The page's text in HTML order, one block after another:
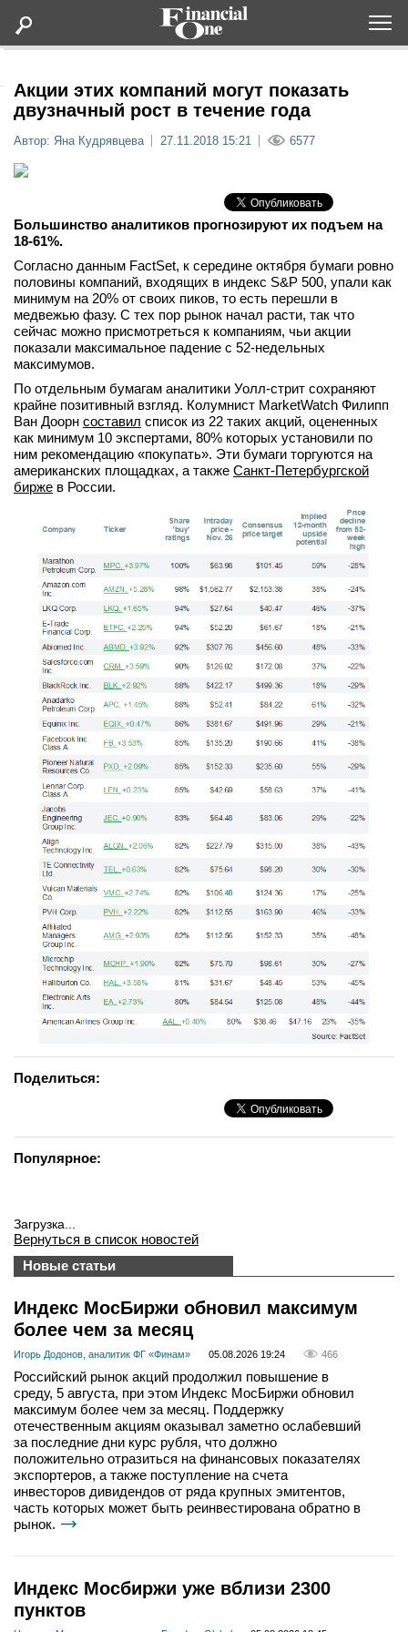
Статьи
Lifestyle
Мероприятия
Новости
Интервью
вконтакте
телеграм
Стать автором
Акции этих компаний могут показать
двузначный рост в течение года
Автор: Яна Кудрявцева 27.11.2018 15:21 6577
Большинство аналитиков прогнозируют их подъем на
18-61%.
Согласно данным FactSet, к середине октября бумаги ровно
половины компаний, входящих в индекс S&P 500, упали как
минимум на 20% от своих пиков, то есть перешли в
медвежью фазу. С тех пор рынок начал расти, так что
сейчас можно присмотреться к компаниям, чьи акции
показали максимальное падение с 52-недельных
максимумов.
По отдельным бумагам аналитики Уолл-стрит сохраняют
крайне позитивный взгляд. Колумнист MarketWatch Филипп
Ван Доорн составил список из 22 таких акций, оцененных
как минимум 10 экспертами, 80% которых установили по
ним рекомендацию «покупать». Эти бумаги торгуются на
американских площадках, а также Санкт-Петербургской
бирже в России.
Поделиться:
Популярное:
Загрузка...
Вернуться в список новостей
Новые статьи
Индекс МосБиржи обновил максимум
более чем за месяц
Игорь Додонов, аналитик ФГ «Финам» 05.08.2026 19:24 466
Российский рынок акций продолжил повышение в
среду, 5 августа, при этом Индекс МосБиржи обновил
максимум более чем за месяц. Поддержку
отечественным акциям оказывал заметно ослабевший
за последние дни курс рубля, что должно
положительно отразиться на финансовых показателях
экспортеров, а также поступление на счета
инвесторов дивидендов от ряда крупных эмитентов,
часть которых может быть реинвестирована обратно в
рынок.
Индекс Мосбиржи уже вблизи 2300
пунктов